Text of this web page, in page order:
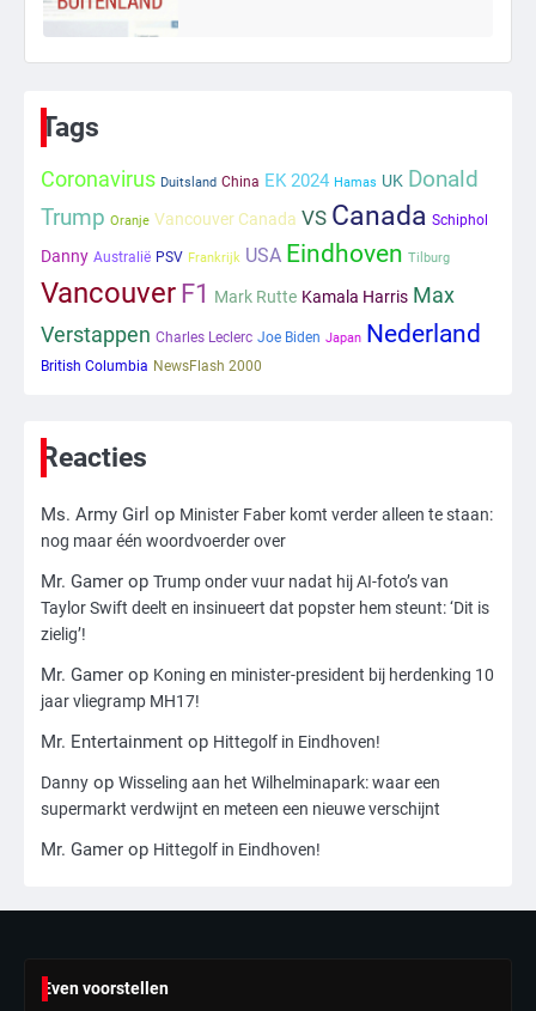
6
1
Kleine veranderingen op komst
Mr. Gamer
2
3
Nick Reiner, zoon van regisseur Rob
Reiner, gearresteerd na dood ouders
Ms. Army Girl
4
Amerikaanse regisseur Rob Reiner en
eigen zoon hoofdverdachte
Mr. Gamer
Israël doodt hoogste Hezbollah-leider
Mr. Gamer
Tags
Coronavirus Duitsland China EK 2024 Hamas UK Donald
Trump Oranje Vancouver Canada VS Canada Schiphol
Danny Australië PSV Frankrijk USA Eindhoven Tilburg
Vancouver F1 Mark Rutte Kamala Harris Max
Verstappen Charles Leclerc Joe Biden Japan Nederland
British Columbia NewsFlash 2000
Reacties
Ms. Army Girl op Minister Faber komt verder alleen te staan:
nog maar één woordvoerder over
Mr. Gamer op Trump onder vuur nadat hij AI-foto’s van
Taylor Swift deelt en insinueert dat popster hem steunt: ‘Dit is
zielig’!
Mr. Gamer op Koning en minister-president bij herdenking 10
jaar vliegramp MH17!
Mr. Entertainment op Hittegolf in Eindhoven!
Danny op Wisseling aan het Wilhelminapark: waar een
supermarkt verdwijnt en meteen een nieuwe verschijnt
Mr. Gamer op Hittegolf in Eindhoven!
Even voorstellen